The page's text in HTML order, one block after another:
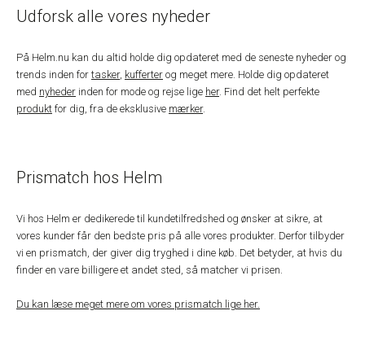
Udforsk alle vores nyheder
På Helm.nu kan du altid holde dig opdateret med de seneste nyheder og
trends inden fortasker, kufferter og meget mere. Holde dig opdateret
med nyheder inden for mode og rejse lige her. Find det helt perfekte
produkt for dig, fra de eksklusive mærker.
Prismatch hos Helm
Vi hos Helm er dedikerede til kundetilfredshed og ønsker at sikre, at
vores kunder får den bedste pris på alle vores produkter. Derfor tilbyder
vi en prismatch, der giver dig tryghed i dine køb. Det betyder, at hvis du
finder en vare billigere et andet sted, så matcher vi prisen.
Du kan læse meget mere om vores prismatch lige her.